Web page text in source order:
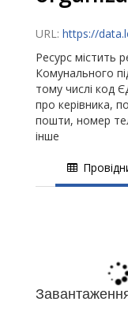
URL: https://data.loda.gov.ua/dataset/
Ресурс містить
Комунального
тому числі код
про керівника,
пошти, номер
інше